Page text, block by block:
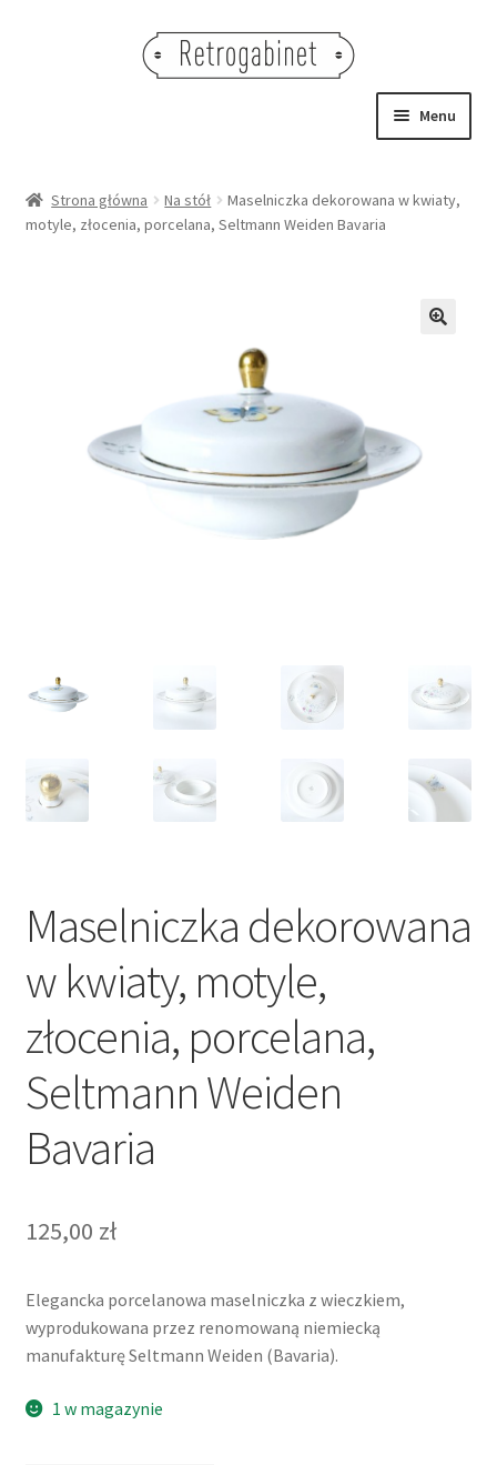
Menu
OBRAZY
Strona główna Na stół
Maselniczka dekorowana w kwiaty,
motyle, złocenia, porcelana, Seltmann Weiden Bavaria
Maselniczka dekorowana
w kwiaty, motyle,
złocenia, porcelana,
Seltmann Weiden
Bavaria
125,00 zł
Elegancka porcelanowa maselniczka z wieczkiem,
wyprodukowana przez renomowaną niemiecką
manufakturę Seltmann Weiden (Bavaria).
1 w magazynie